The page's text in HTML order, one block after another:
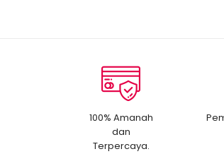
100% Amanah
dan
Terpercaya.